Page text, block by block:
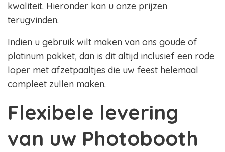
kwaliteit. Hieronder kan u onze prijzen
terugvinden.
Indien u gebruik wilt maken van ons goude of
platinum pakket, dan is dit altijd inclusief een rode
loper met afzetpaaltjes die uw feest helemaal
compleet zullen maken.
Flexibele levering
van uw Photobooth